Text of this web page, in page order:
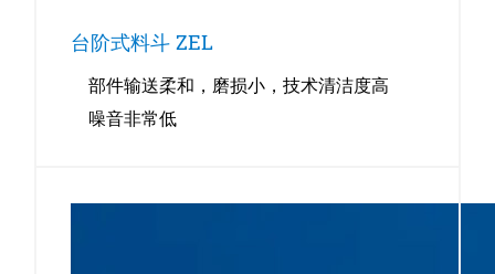
台阶式料斗 ZEL
部件输送柔和，磨损小，技术清洁度高
噪音非常低